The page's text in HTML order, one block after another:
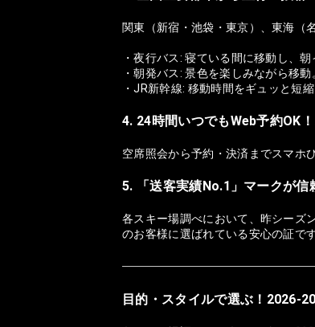
関東（新宿・池袋・東京）、東海（
・夜行バス: 寝ている間に移動し、
・朝発バス: 景色を楽しみながら移
・JR新幹線: 移動時間をギュッと短
4. 24時間いつでもWeb予約OK
空席照会から予約・決済までスマホ
5. 「送客実績No.1」マークが信
各スキー場調べにおいて、昨シーズ
のお客様に選ばれている安心の証です
目的・スタイルで選ぶ！2026-